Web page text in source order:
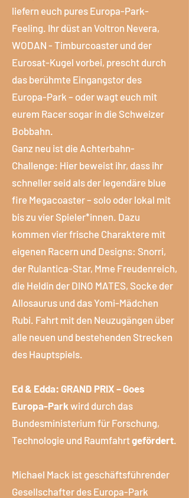
liefern euch pures Europa-Park-
Feeling. Ihr düst an Voltron Nevera,
WODAN - Timburcoaster und der
Eurosat-Kugel vorbei, prescht durch
das berühmte Eingangstor des
Europa-Park – oder wagt euch mit
eurem Racer sogar in die Schweizer
Bobbahn.
Ganz neu ist die Achterbahn-
Challenge: Hier beweist ihr, dass ihr
schneller seid als der legendäre blue
fire Megacoaster – solo oder lokal mit
bis zu vier Spieler*innen. Dazu
kommen vier frische Charaktere mit
eigenen Racern und Designs: Snorri,
der Rulantica-Star, Mme Freudenreich,
die Heldin der DINO MATES, Socke der
Allosaurus und das Yomi-Mädchen
Rubi. Fahrt mit den Neuzugängen über
alle neuen und bestehenden Strecken
des Hauptspiels.
Ed & Edda: GRAND PRIX – Goes
Europa-Park wird durch das
Bundesministerium für Forschung,
Technologie und Raumfahrtgefördert.
Michael Mack ist geschäftsführender
Gesellschafter des Europa-Park